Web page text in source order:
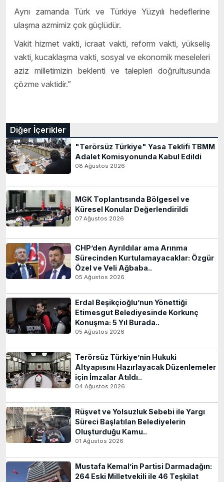
Aynı zamanda Türk ve Türkiye Yüzyılı hedeflerine
ulaşma azmimiz çok güçlüdür.
Vakit hizmet vakti, icraat vakti, reform vakti, yükseliş
vakti, kucaklaşma vakti, sosyal ve ekonomik meseleleri
aziz milletimizin beklenti ve talepleri doğrultusunda
çözme vaktidir.”
Diğer İçerikler
"Terörsüz Türkiye" Yasa Teklifi TBMM
Adalet Komisyonunda Kabul Edildi
08 Ağustos 2026
MGK Toplantısında Bölgesel ve
Küresel Konular Değerlendirildi
07 Ağustos 2026
CHP’den Ayrıldılar ama Arınma
Sürecinden Kurtulamayacaklar: Özgür
Özel ve Veli Ağbaba..
05 Ağustos 2026
Erdal Beşikçioğlu’nun Yönettiği
Etimesgut Belediyesinde Korkunç
Konuşma: 5 Yıl Burada..
05 Ağustos 2026
Terörsüz Türkiye’nin Hukuki
Altyapısını Hazırlayacak Düzenlemeler
için İmzalar Atıldı..
04 Ağustos 2026
Rüşvet ve Yolsuzluk Sebebi ile Yargı
Süreci Başlatılan Belediyelerin
Oluşturduğu Kamu..
01 Ağustos 2026
Mustafa Kemal’in Partisi Darmadağın:
264 Eski Milletvekili ile 46 Teşkilat